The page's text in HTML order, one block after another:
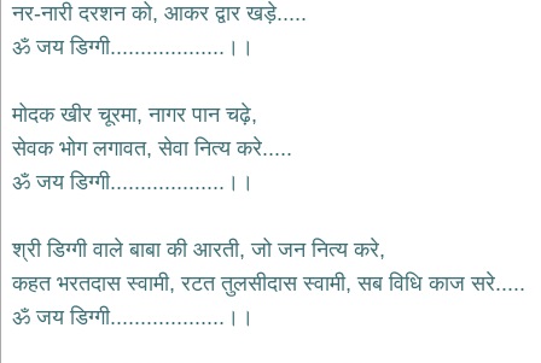
जैन
भजन
भजन
durga
bhajans
गणेश
भजन
ganesh
bhajans
नर-नारी दरशन को, आकर द्वार खड़े.....
ॐ जय डिग्गी...................।।
मोदक खीर चूरमा, नागर पान चढ़े,
सेवक भोग लगावत, सेवा नित्य करे.....
ॐ जय डिग्गी...................।।
श्री डिग्गी वाले बाबा की आरती, जो जन नित्य करे,
कहत भरतदास स्वामी, रटत तुलसीदास स्वामी, सब विधि काज सरे.....
ॐ जय डिग्गी...................।।